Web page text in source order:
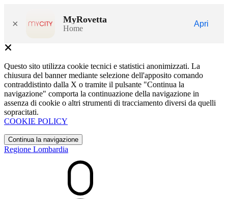
× MyRovetta
Home
Apri
Questo sito utilizza cookie tecnici e statistici anonimizzati. La
chiusura del banner mediante selezione dell'apposito comando
contraddistinto dalla X o tramite il pulsante "Continua la
navigazione" comporta la continuazione della navigazione in
assenza di cookie o altri strumenti di tracciamento diversi da quelli
sopracitati.
COOKIE POLICY
Continua la navigazione
Regione Lombardia